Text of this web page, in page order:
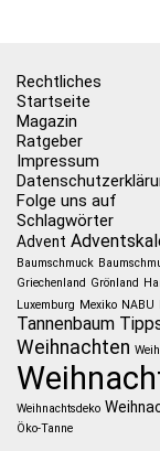
Rechtliches
Startseite
Magazin
Ratgeber
Impressum
Folge uns auf
Schlagwörter
Advent
Baumschmuck
Griechenland Grönland
Luxemburg Mexiko NABU
Tannenbaum
Weihnachten
Weihnachtsdeko
Öko-Tanne